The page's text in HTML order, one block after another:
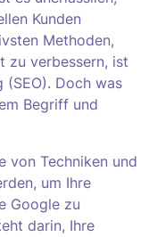
Kunden
Methoden,
zu verbessern, ist
(SEO). Doch was
Begriff und
von Techniken und
um Ihre
Google zu
darin, Ihre